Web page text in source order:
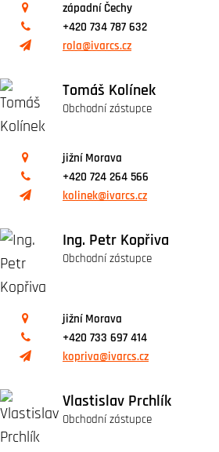
západní Čechy
+420 734 787 632
rola@ivarcs.cz
Tomáš Kolínek
Obchodní zástupce
jižní Morava
+420 724 264 566
kolinek@ivarcs.cz
Ing. Petr Kopřiva
Obchodní zástupce
jižní Morava
+420 733 697 414
kopriva@ivarcs.cz
Vlastislav Prchlík
Obchodní zástupce